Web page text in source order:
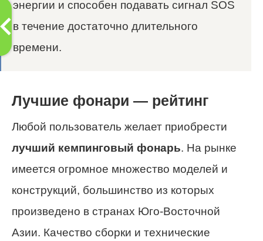
энергии и способен подавать сигнал SOS
в течение достаточно длительного
времени.
Лучшие фонари — рейтинг
Любой пользователь желает приобрести
лучший кемпинговый фонарь. На рынке
имеется огромное множество моделей и
конструкций, большинство из которых
произведено в странах Юго-Восточной
Азии. Качество сборки и технические